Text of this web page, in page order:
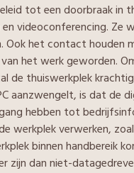
tot een doorbraak in
videoconferencing. Ze
Ook het contact houden
van het werk geworden.
de thuiswerkplek
aanzwengelt, is dat de
hebben tot
werkplek verwerken,
binnen handbereik
zijn dan niet-